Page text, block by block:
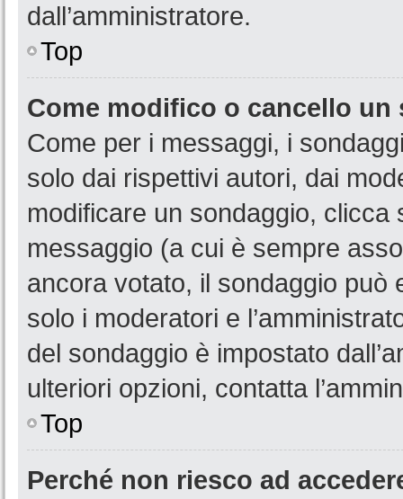
dall’amministratore.
Top
Come modifico o cancello un
Come per i messaggi, i
solo dai rispettivi autori, dai
modificare un sondaggio,
messaggio (a cui è sempre
ancora votato, il sondaggio può
solo i moderatori e
del sondaggio è impostato
ulteriori opzioni, contatta
Top
Perché non riesco ad